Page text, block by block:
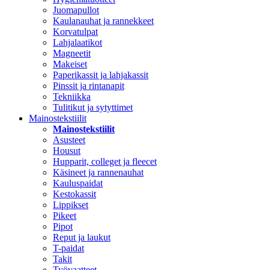
Juomapullot
Kaulanauhat ja rannekkeet
Korvatulpat
Lahjalaatikot
Magneetit
Makeiset
Paperikassit ja lahjakassit
Pinssit ja rintanapit
Tekniikka
Tulitikut ja sytyttimet
Mainostekstiilit
Mainostekstiilit
Asusteet
Housut
Hupparit, colleget ja fleecet
Käsineet ja rannenauhat
Kauluspaidat
Kestokassit
Lippikset
Pikeet
Pipot
Reput ja laukut
T-paidat
Takit